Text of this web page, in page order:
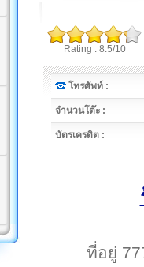
Rating : 8.5/10
โทรศัพท์ :
จำนวนโต๊ะ :
บัตรเครดิต :
ที่อยู่